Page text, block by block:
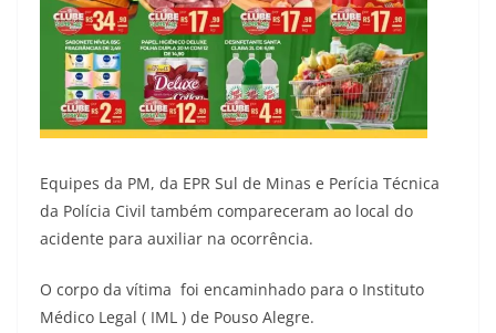
Equipes da PM, da EPR Sul de Minas e Perícia Técnica
da Polícia Civil também compareceram ao local do
acidente para auxiliar na ocorrência.
O corpo da vítima foi encaminhado para o Instituto
Médico Legal ( IML ) de Pouso Alegre.